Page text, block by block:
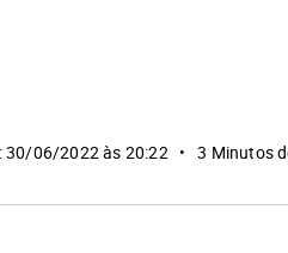
30/06/2022 às 20:22 3 Minutos